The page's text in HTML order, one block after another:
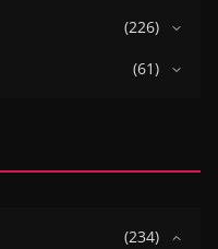
(226)
(61)
(234)